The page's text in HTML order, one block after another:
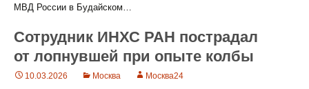
МВД России в Будайском…
Сотрудник ИНХС РАН пострадал
от лопнувшей при опыте колбы
10.03.2026 Москва Москва24